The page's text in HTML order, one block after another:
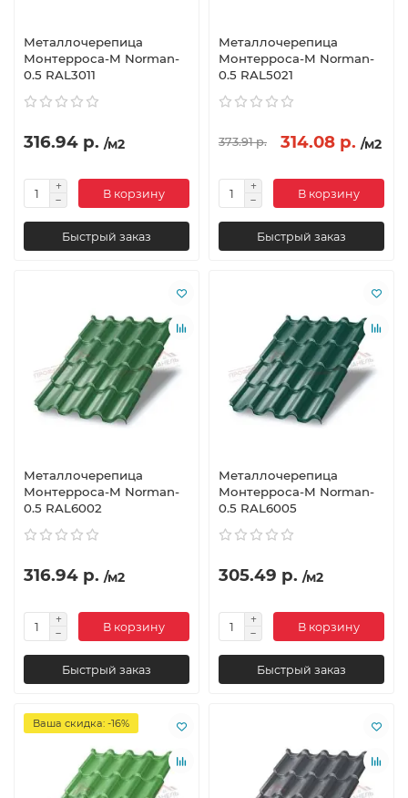
Металлочерепица
Монтерроса-M Norman-
0.5 RAL3011
316.94 р. /м2
В корзину
Быстрый заказ
Металлочерепица
Монтерроса-M Norman-
0.5 RAL5021
373.91 р. 314.08 р. /м2
В корзину
Быстрый заказ
Металлочерепица
Монтерроса-M Norman-
0.5 RAL6002
316.94 р. /м2
В корзину
Быстрый заказ
Металлочерепица
Монтерроса-M Norman-
0.5 RAL6005
305.49 р. /м2
В корзину
Быстрый заказ
Ваша скидка: -16%